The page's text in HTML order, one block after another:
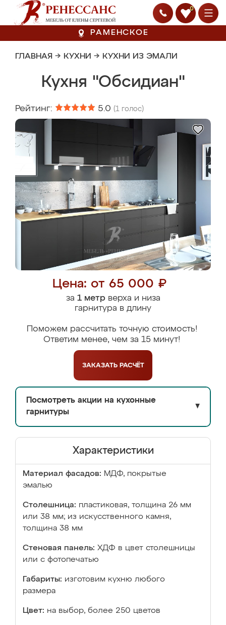
0
РАМЕНСКОЕ
ГЛАВНАЯ → КУХНИ → КУХНИ ИЗ ЭМАЛИ
Кухня "Обсидиан"
Рейтинг: 5.0 (1 голос)
Цена: от 65 000 ₽
за 1 метрверха и низа
гарнитура в длину
Поможем рассчитать точную стоимость!
Ответим менее, чем за 15 минут!
ЗАКАЗАТЬ РАСЧЁТ
Посмотреть акции на кухонные
гарнитуры
▼
Характеристики
Материал фасадов: МДФ, покрытые
эмалью
Столешница: пластиковая, толщина 26 мм
или 38 мм; из искусственного камня,
толщина 38 мм
Стеновая панель: ХДФ в цвет столешницы
или с фотопечатью
Габариты: изготовим кухню любого
размера
Цвет: на выбор, более 250 цветов